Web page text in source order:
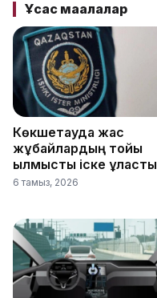
Ұқсас мақалалар
Көкшетауда жас
жұбайлардың тойы
қылмыстық іске ұласты
6 тамыз, 2026